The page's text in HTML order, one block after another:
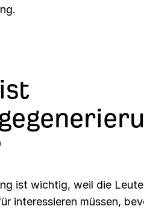
ist wichtig, weil die
interessieren müssen,